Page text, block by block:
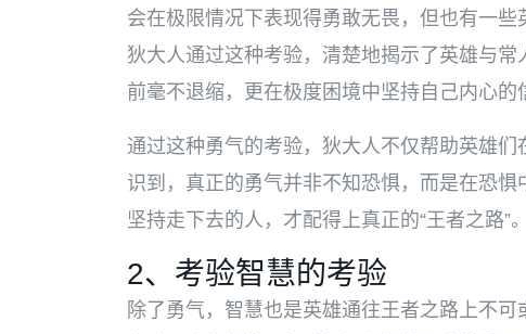
会在极限情况下表现得勇敢无畏，但也有一些
狄大人通过这种考验，清楚地揭示了英雄与
前毫不退缩，更在极度困境中坚持自己内心的
通过这种勇气的考验，狄大人不仅帮助英雄
识到，真正的勇气并非不知恐惧，而是在恐
坚持走下去的人，才配得上真正的“王者之路”。
2、考验智慧的考验
除了勇气，智慧也是英雄通往王者之路上不